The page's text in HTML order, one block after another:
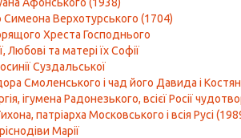
Верхотурського (1704)
Хреста Господнього
Любові та матері їх Софії
Суздальської
Смоленського і чад його Давида і
ігумена Радонезького, всієї Росії
патріарха Московського і всія Русі
Марії